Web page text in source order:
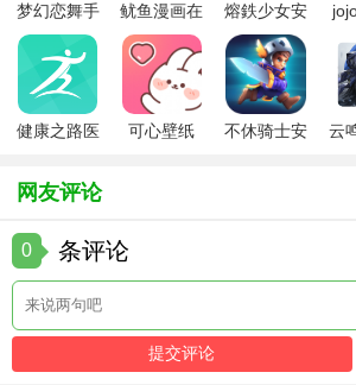
还有超多的地國场景和督种任务等着玩
梦幻恋舞手
游
鱿鱼漫画在
线版
熔鉄少女安
卓版
健康之路医
可心壁纸
不休骑士安
云
网友评论
0 条评论